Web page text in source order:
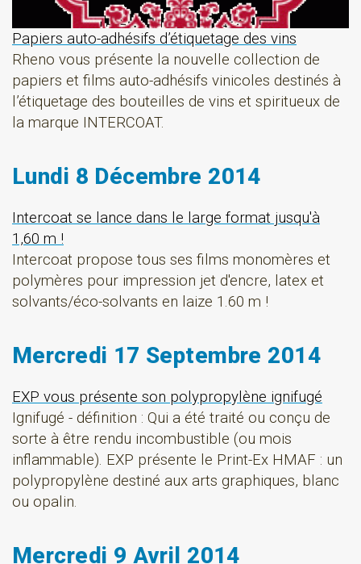
Papiers auto-adhésifs d’étiquetage des vins
Rheno vous présente la nouvelle collection de
papiers et films auto-adhésifs vinicoles destinés à
l’étiquetage des bouteilles de vins et spiritueux de
la marque INTERCOAT.
Lundi 8 Décembre 2014
Intercoat se lance dans le large format jusqu'à
1,60 m !
Intercoat propose tous ses films monomères et
polymères pour impression jet d'encre, latex et
solvants/éco-solvants en laize 1.60 m !
Mercredi 17 Septembre 2014
EXP vous présente son polypropylène ignifugé
Ignifugé - définition : Qui a été traité ou conçu de
sorte à être rendu incombustible (ou mois
inflammable). EXP présente le Print-Ex HMAF : un
polypropylène destiné aux arts graphiques, blanc
ou opalin.
Mercredi 9 Avril 2014